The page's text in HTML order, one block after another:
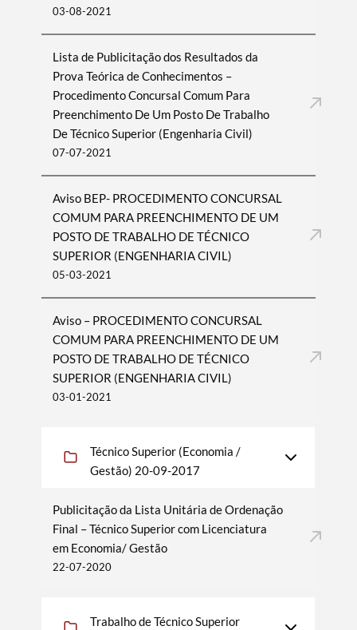
03-08-2021
Lista de Publicitação dos Resultados da
Prova Teórica de Conhecimentos –
Procedimento Concursal Comum Para
Preenchimento De Um Posto De Trabalho
De Técnico Superior (Engenharia Civil)
07-07-2021
Aviso BEP- PROCEDIMENTO CONCURSAL
COMUM PARA PREENCHIMENTO DE UM
POSTO DE TRABALHO DE TÉCNICO
SUPERIOR (ENGENHARIA CIVIL)
05-03-2021
Aviso – PROCEDIMENTO CONCURSAL
COMUM PARA PREENCHIMENTO DE UM
POSTO DE TRABALHO DE TÉCNICO
SUPERIOR (ENGENHARIA CIVIL)
03-01-2021
Técnico Superior (Economia /
Gestão) 20-09-2017
Publicitação da Lista Unitária de Ordenação
Final – Técnico Superior com Licenciatura
em Economia/ Gestão
22-07-2020
Trabalho de Técnico Superior